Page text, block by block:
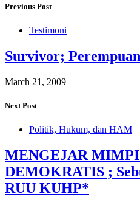
Previous Post
Testimoni
Survivor;
March 21, 2009
Next Post
Politik, Hukum, dan HAM
MENGEJAR
DEMOKRATIS ;
RUU KUHP*